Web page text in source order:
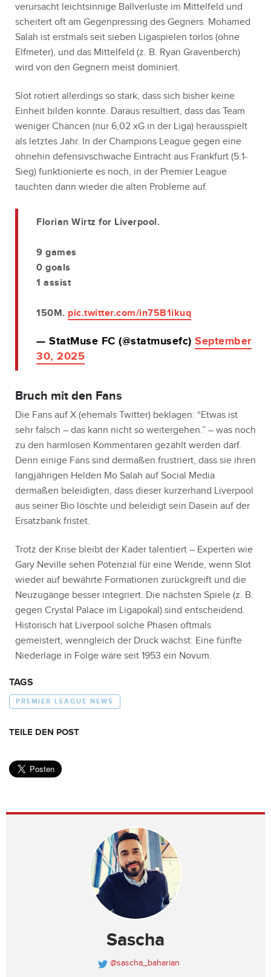
verursacht leichtsinnige Ballverluste im Mittelfeld und
scheitert oft am Gegenpressing des Gegners. Mohamed
Salah ist erstmals seit sieben Ligaspielen torlos (ohne
Elfmeter), und das Mittelfeld (z. B. Ryan Gravenberch)
wird von den Gegnern meist dominiert.
Slot rotiert allerdings so stark, dass sich bisher keine
Einheit bilden konnte. Daraus resultiert, dass das Team
weniger Chancen (nur 6,02 xG in der Liga) herausspielt
als letztes Jahr. In der Champions League gegen eine
ohnehin defensivschwache Eintracht aus Frankfurt (5:1-
Sieg) funktionierte es noch, in der Premier League
tauchten dann wieder die alten Probleme auf.
Florian Wirtz for Liverpool.
9 games
0 goals
1 assist
150M. pic.twitter.com/in75B1ikuq
— StatMuse FC (@statmusefc) September
30, 2025
Bruch mit den Fans
Die Fans auf X (ehemals Twitter) beklagen: “Etwas ist
sehr falsch – das kann nicht so weitergehen.” – was noch
zu den harmlosen Kommentaren gezählt werden darf.
Denn einige Fans sind dermaßen frustriert, dass sie ihren
langjährigen Helden Mo Salah auf Social Media
dermaßen beleidigten, dass dieser kurzerhand Liverpool
aus seiner Bio löschte und beleidigt sein Dasein auf der
Ersatzbank fristet.
Trotz der Krise bleibt der Kader talentiert – Experten wie
Gary Neville sehen Potenzial für eine Wende, wenn Slot
wieder auf bewährte Formationen zurückgreift und die
Neuzugänge besser integriert. Die nächsten Spiele (z. B.
gegen Crystal Palace im Ligapokal) sind entscheidend.
Historisch hat Liverpool solche Phasen oftmals
gemeistert, wenngleich der Druck wächst: Eine fünfte
Niederlage in Folge wäre seit 1953 ein Novum.
TAGS
PREMIER LEAGUE NEWS
TEILE DEN POST
Sascha
@sascha_baharian